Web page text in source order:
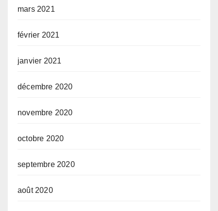
mars 2021
février 2021
janvier 2021
décembre 2020
novembre 2020
octobre 2020
septembre 2020
août 2020